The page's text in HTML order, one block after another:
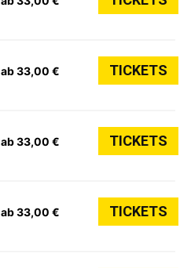
ab 33,00 € TICKETS
ab 33,00 € TICKETS
ab 33,00 € TICKETS